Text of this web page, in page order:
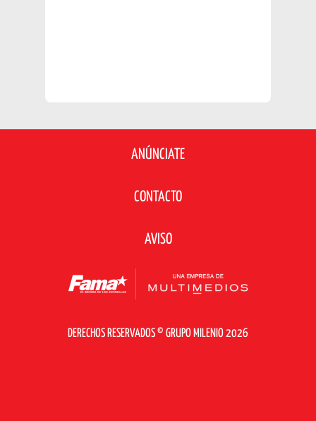
ANÚNCIATE
CONTACTO
AVISO
DERECHOS RESERVADOS © GRUPO MILENIO 2026